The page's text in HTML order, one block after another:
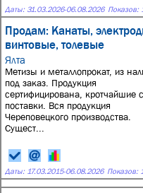
Даты: 31.03.2026-06.08.2026 Показов:
Продам: Канаты,
винтовые, толевые
Ялта
Метизы и металлопрокат, из
под заказ. Продукция
сертифицирована, кротчайшие
поставки. Вся продукция
Череповецкого производства.
Сущест...
Даты: 17.03.2015-06.08.2026 Показов: